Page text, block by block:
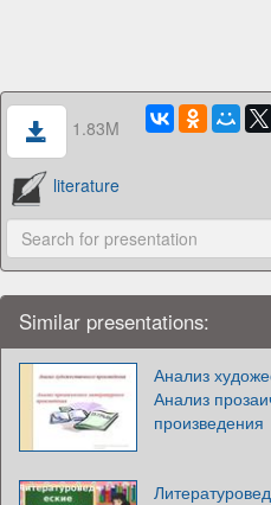
1.83M
literature
Similar presentations:
Анализ
Анализ
произведения